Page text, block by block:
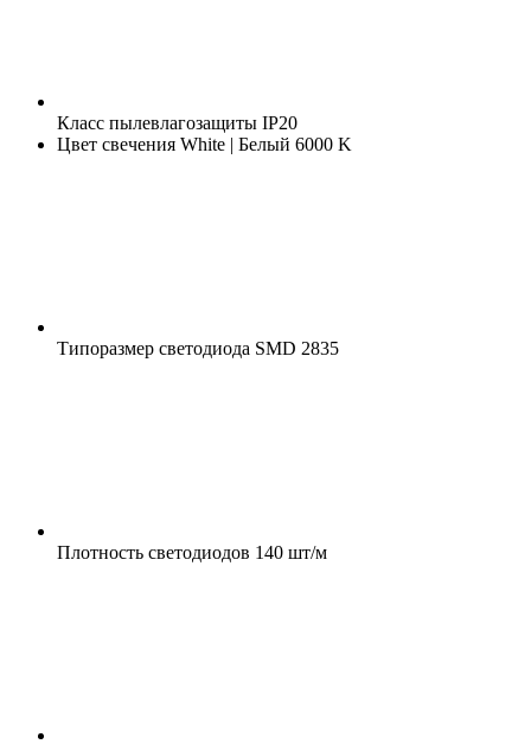
Класс пылевлагозащиты IP20
Цвет свечения White | Белый 6000 K
Типоразмер светодиода SMD 2835
Плотность светодиодов 140 шт/м